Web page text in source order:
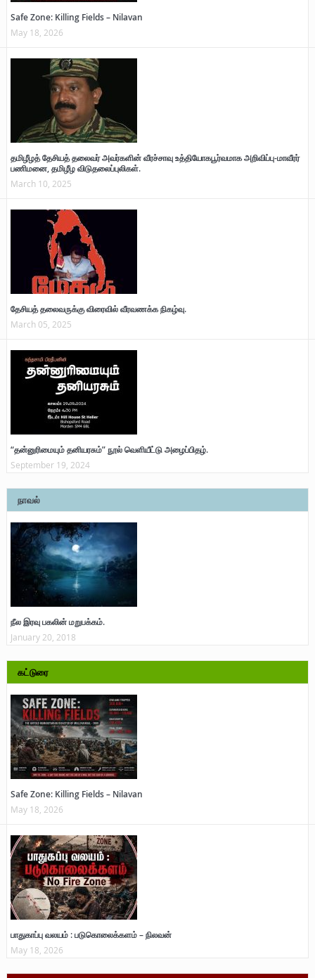
Safe Zone: Killing Fields – Nilavan
May 18, 2026
தமிழீழத் தேசியத் தலைவர் அவர்களின் வீரச்சாவு உத்தியோகபூர்வமாக அறிவிப்பு-மாவீரர்
பணிமனை, தமிழீழ விடுதலைப்புலிகள்.
March 10, 2025
தேசியத் தலைவருக்கு விரைவில் வீரவணக்க நிகழ்வு.
March 05, 2025
“தன்னுரிமையும் தனியரசும்” நூல் வெளியீட்டு அழைப்பிதழ்.
September 19, 2024
நாவல்
நீல இரவு பகலின் மறுபக்கம்.
January 20, 2018
கட்டுரை
Safe Zone: Killing Fields – Nilavan
May 18, 2026
பாதுகாப்பு வலயம் : படுகொலைக்களம் – நிலவன்
May 18, 2026